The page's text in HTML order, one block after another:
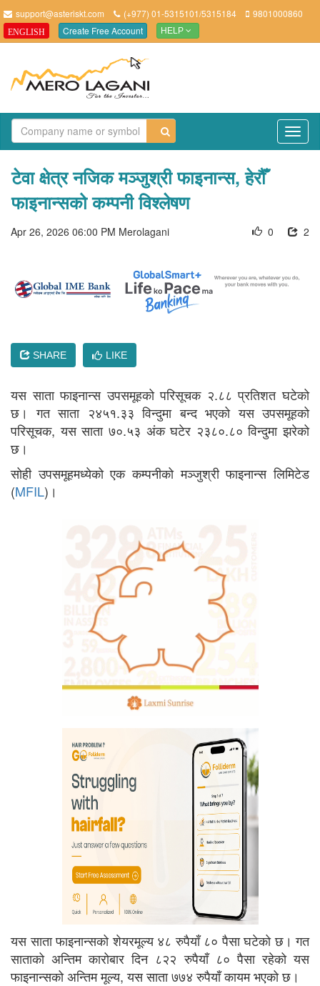
support@asteriskt.com (+977) 01-5315101/5315184 9801000860
ENGLISH Create Free Account HELP
टेवा क्षेत्र नजिक मञ्जुश्री फाइनान्स, हेरौँ
फाइनान्सको कम्पनी विश्लेषण
Apr 26, 2026 06:00 PM Merolagani 2
0
SHARE LIKE
यस साता फाइनान्स उपसमूहको परिसूचक २.८८ प्रतिशत घटेको
छ। गत साता २४५१.३३ विन्दुमा बन्द भएको यस उपसमूहको
परिसूचक, यस साता ७०.५३ अंक घटेर २३८०.८० विन्दुमा झरेको
छ।
सोही उपसमूहमध्येको एक कम्पनीको मञ्जुश्री फाइनान्स लिमिटेड
(MFIL)।
यस साता फाइनान्सको शेयरमूल्य ४८ रुपैयाँ ८० पैसा घटेको छ। गत
साताको अन्तिम कारोबार दिन ८२२ रुपैयाँ ८० पैसा रहेको यस
फाइनान्सको अन्तिम मूल्य, यस साता ७७४ रुपैयाँ कायम भएको छ।